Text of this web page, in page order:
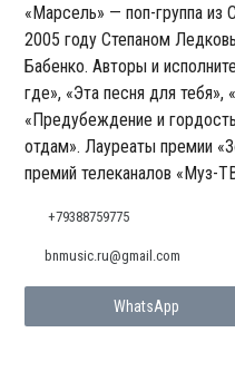
«Марсель» — поп-группа из
2005 году Степаном
Бабенко. Авторы и
где», «Эта песня для тебя»,
«Предубеждение и
отдам». Лауреаты премии
премий телеканалов «Муз-
+79388759775
WhatsApp
bnmusic.ru@gmail.com